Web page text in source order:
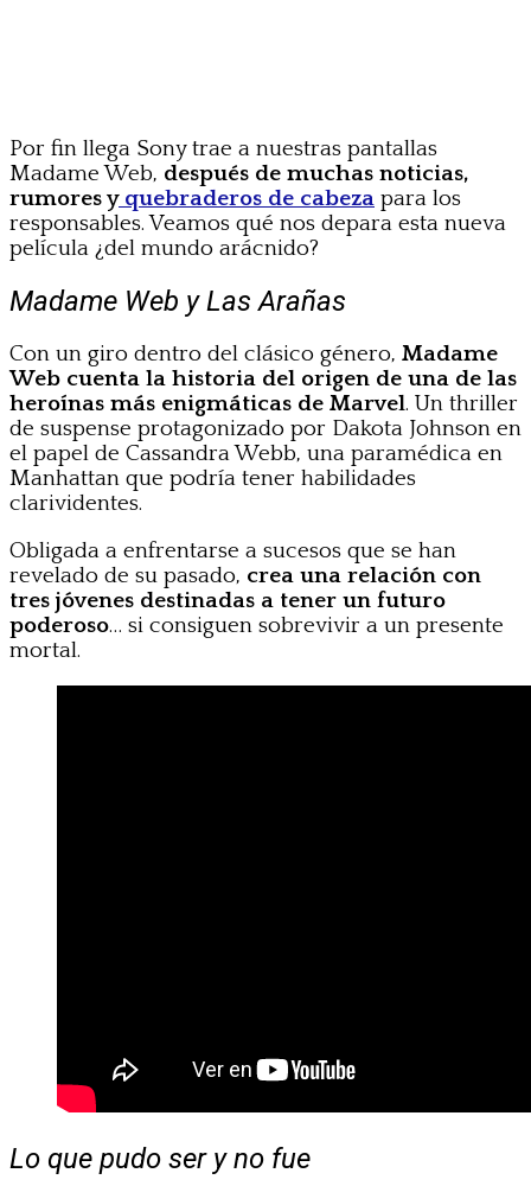
Por fin llega Sony trae a nuestras pantallas
Madame Web, después de muchas noticias,
rumores yquebraderos de cabeza para los
responsables. Veamos qué nos depara esta nueva
película ¿del mundo arácnido?
Madame Web y Las Arañas
Con un giro dentro del clásico género, Madame
Web cuenta la historia del origen de una de las
heroínas más enigmáticas de Marvel. Un thriller
de suspense protagonizado por Dakota Johnson en
el papel de Cassandra Webb, una paramédica en
Manhattan que podría tener habilidades
clarividentes.
Obligada a enfrentarse a sucesos que se han
revelado de su pasado, crea una relación con
tres jóvenes destinadas a tener un futuro
poderoso… si consiguen sobrevivir a un presente
mortal.
Lo que pudo ser y no fue